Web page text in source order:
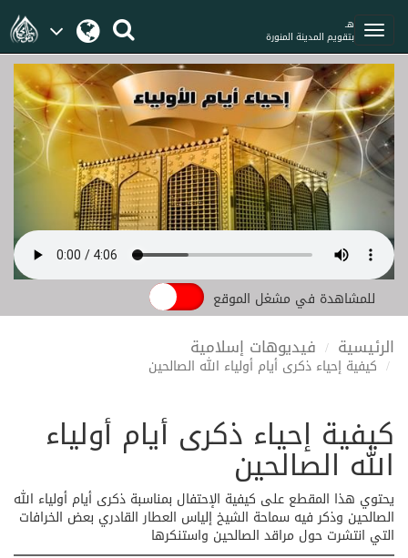
هـ
بتقويم المدينة المنورة
للمشاهدة في مشغل الموقع
الرئيسية فيديوهات إسلامية
كيفية إحياء ذكرى أيام أولياء الله الصالحين
كيفية إحياء ذكرى أيام أولياء
الله الصالحين
يحتوي هذا المقطع على كيفية الإحتفال بمناسبة ذكرى أيام أولياء الله
الصالحين وذكر فيه سماحة الشيخ إلياس العطار القادري بعض الخرافات
التي انتشرت حول مراقد الصالحين واستنكرها